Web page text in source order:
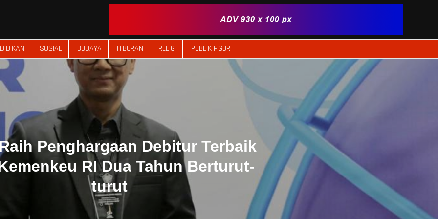
SOSIAL BUDAYA HIBURAN RELIGI PUBLIK FIGUR
Penghargaan Debitur Terbaik
RI Dua Tahun Berturut-
turut